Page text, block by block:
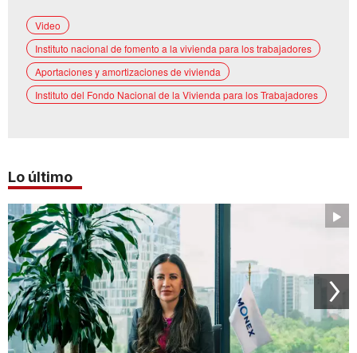
Video
Instituto nacional de fomento a la vivienda para los trabajadores
Aportaciones y amortizaciones de vivienda
Instituto del Fondo Nacional de la Vivienda para los Trabajadores
Lo último